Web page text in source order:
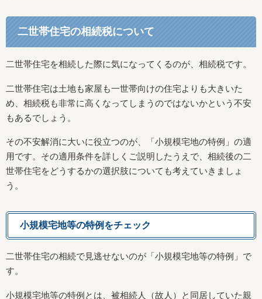
二世帯住宅の相続税について
二世帯住宅を相続した際に気になってくるのが、相続税です。
二世帯住宅は土地も家屋も一世帯向けの住宅よりも大きいた
め、相続税も非常に高くなってしまうのではないかという不安
もあるでしょう。
その不安解消に大いに役立つのが、「小規模宅地の特例」の適
用です。その適用条件を詳しくご説明したうえで、相続後の二
世帯住宅をどうするかの選択肢についても考えていきましょ
う。
小規模宅地等の特例をチェック
二世帯住宅の相続で見逃せないのが「小規模宅地等の特例」で
す。
小規模宅地等の特例とは、被相続人（故人）と同居していた親